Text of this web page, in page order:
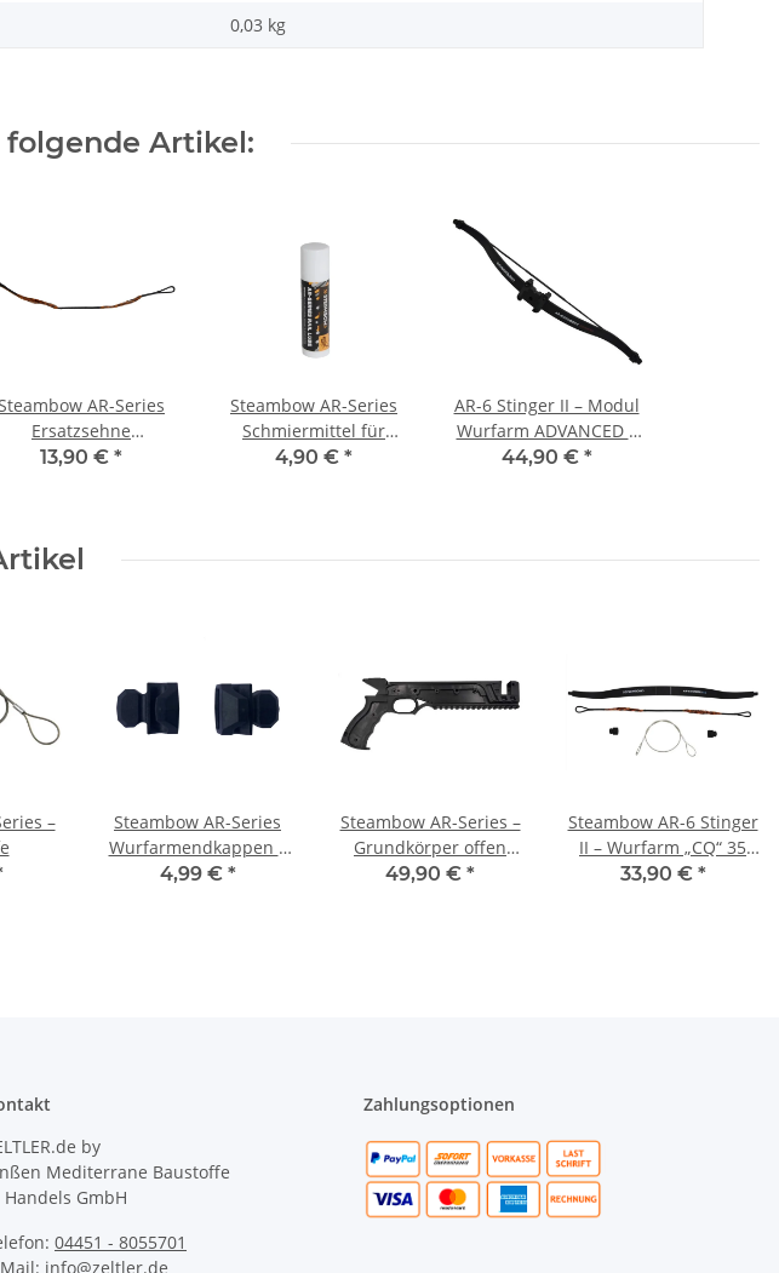
0,03 kg
Artikel:
AR-Series
Ersatzsehne
schwarz/orange (bis
13,90 € *
Steambow AR-Series
Schmiermittel für
Schiene
4,90 € *
AR-6 Stinger II – Modul
Wurfarm ADVANCED –
75 lbs
44,90 € *
–
Steambow AR-Series
Wurfarmendkappen –
Set aus 2 Stk.
4,99 € *
Steambow AR-Series –
Grundkörper offen
Schnellwechsel
49,90 € *
Steambow AR-6 Stinger
II – Wurfarm „CQ“ 35
lbs (lose)
33,90 € *
by
Mediterrane Baustoffe
Handels GmbH
04451 - 8055701
info@zeltler.de
Zahlungsoptionen